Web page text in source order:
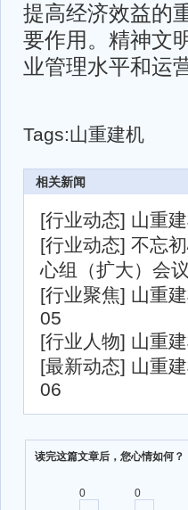
提高经济效益的
要作用。精神文
业管理水平和运
Tags:山重建机
相关新闻
[行业动态] 山重
[行业动态] 不忘
心组（扩大）会议
[行业聚焦] 山重
05
[行业人物] 山重
[最新动态] 山重
06
读完这篇文章后，您心情如何？
0 0